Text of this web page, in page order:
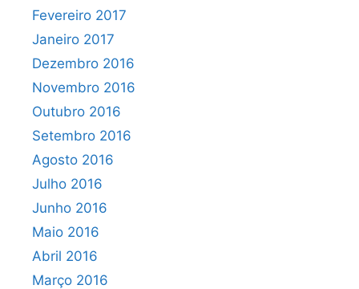
Fevereiro 2017
Janeiro 2017
Dezembro 2016
Novembro 2016
Outubro 2016
Setembro 2016
Agosto 2016
Julho 2016
Junho 2016
Maio 2016
Abril 2016
Março 2016